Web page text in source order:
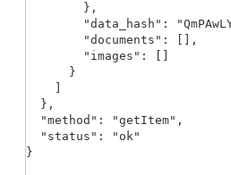
        },
"data_hash":
        "documents": [],
        "images": []
      }
  },
  "method": "getItem",
  "status": "ok"
}